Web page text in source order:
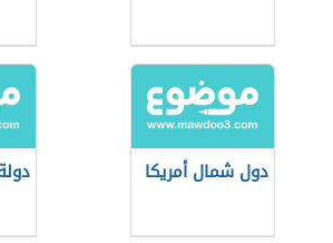
دول شمال أمريكا